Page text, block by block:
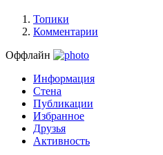
Топики
Комментарии
Оффлайн
Информация
Стена
Публикации
Избранное
Друзья
Активность